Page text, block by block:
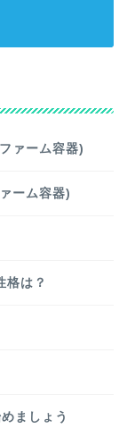
ァーム容器)
ーム容器)
は？
ましょう